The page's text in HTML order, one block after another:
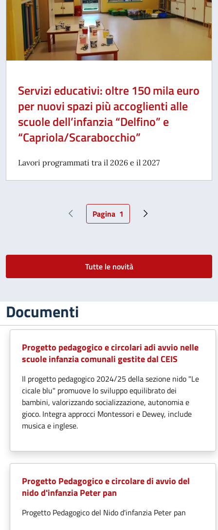
Servizi educativi: oltre 150 mila euro
per nuovi spazi più accoglienti alle
scuole dell’infanzia “Delfino” e
“Capriola/Scarabocchio”
Lavori programmati tra il 2026 e il 2027
Pagina precedente
Pagina attuale
Pagina 1 Pagina successiva
Tutte le novità
Documenti
Progetto pedagogico e circolari adi avvio nelle
scuole infanzia comunali gestite dal CEIS
Il progetto pedagogico 2024/25 della sezione nido "Le
cicale blu" promuove lo sviluppo equilibrato dei
bambini, valorizzando socializzazione, autonomia e
gioco. Integra approcci Montessori e Dewey, include
musica e inglese.
Progetto Pedagogico e circolare di avvio del
nido d'infanzia Peter pan
Progetto Pedagogico del Nido d'infanzia Peter pan